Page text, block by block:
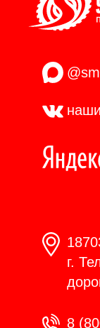
г.
8